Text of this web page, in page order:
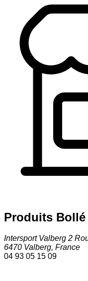
Produits Bollé
Intersport Valberg 2
6470 Valberg, France
04 93 05 15 09